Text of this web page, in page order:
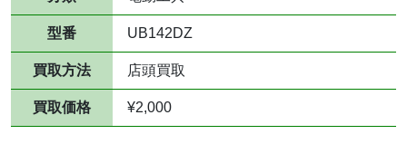
型番 UB142DZ
買取方法 店頭買取
買取価格 ¥2,000